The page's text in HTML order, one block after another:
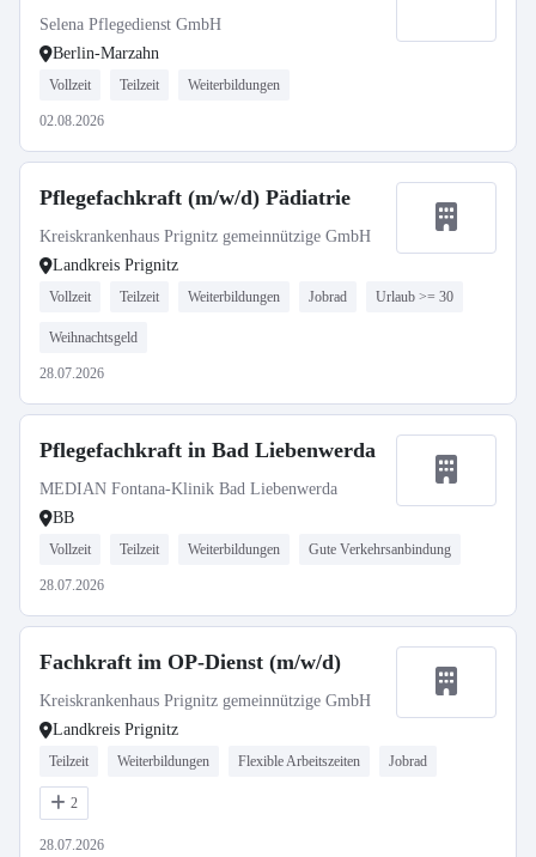
Selena Pflegedienst GmbH
Berlin-Marzahn
Vollzeit Teilzeit Weiterbildungen
02.08.2026
Pflegefachkraft (m/w/d) Pädiatrie
Kreiskrankenhaus Prignitz gemeinnützige GmbH
Landkreis Prignitz
Vollzeit Teilzeit Weiterbildungen Jobrad Urlaub >= 30
Weihnachtsgeld
28.07.2026
Pflegefachkraft in Bad Liebenwerda
MEDIAN Fontana-Klinik Bad Liebenwerda
BB
Vollzeit Teilzeit Weiterbildungen Gute Verkehrsanbindung
28.07.2026
Fachkraft im OP-Dienst (m/w/d)
Kreiskrankenhaus Prignitz gemeinnützige GmbH
Landkreis Prignitz
Teilzeit Weiterbildungen Flexible Arbeitszeiten Jobrad
2
28.07.2026